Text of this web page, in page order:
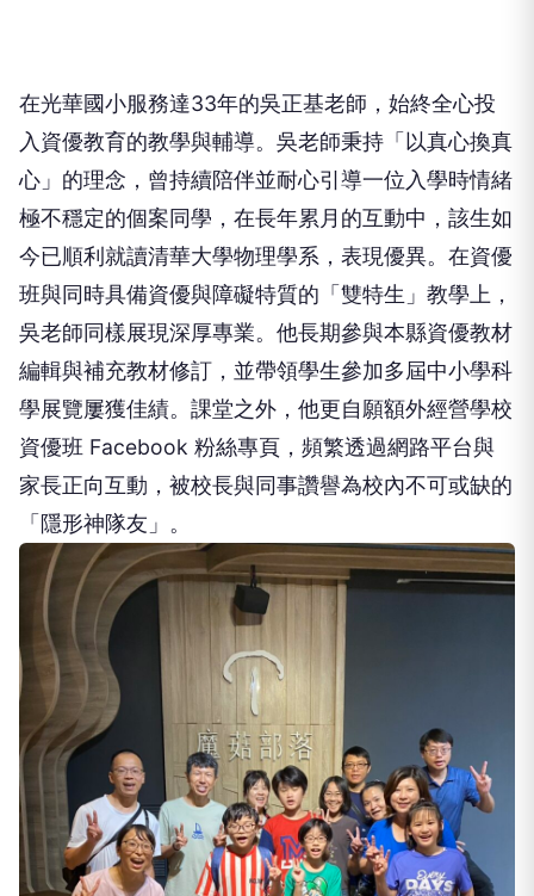
在光華國小服務達33年的吳正基老師，始終全心投
入資優教育的教學與輔導。吳老師秉持「以真心換真
心」的理念，曾持續陪伴並耐心引導一位入學時情緒
極不穩定的個案同學，在長年累月的互動中，該生如
今已順利就讀清華大學物理學系，表現優異。在資優
班與同時具備資優與障礙特質的「雙特生」教學上，
吳老師同樣展現深厚專業。他長期參與本縣資優教材
編輯與補充教材修訂，並帶領學生參加多屆中小學科
學展覽屢獲佳績。課堂之外，他更自願額外經營學校
資優班 Facebook 粉絲專頁，頻繁透過網路平台與
家長正向互動，被校長與同事讚譽為校內不可或缺的
「隱形神隊友」。